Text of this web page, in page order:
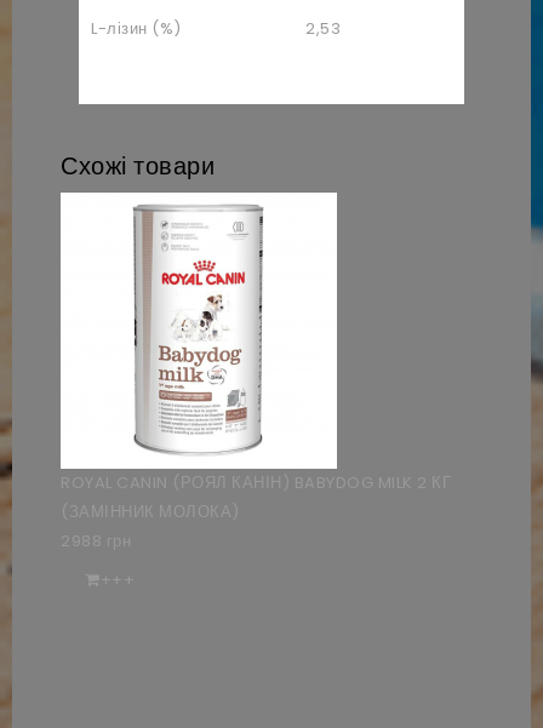
L-лізин (%)
2,53
Схожі товари
ROYAL CANIN (РОЯЛ КАНІН) BABYDOG MILK 2 КГ
(ЗАМІННИК МОЛОКА)
2988 грн
+++